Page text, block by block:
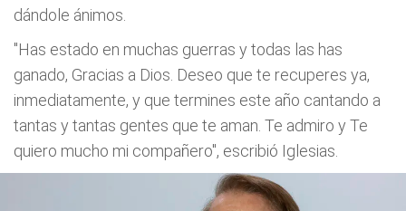
dándole ánimos.
"Has estado en muchas guerras y todas las has
ganado, Gracias a Dios. Deseo que te recuperes ya,
inmediatamente, y que termines este año cantando a
tantas y tantas gentes que te aman. Te admiro y Te
quiero mucho mi compañero", escribió Iglesias.